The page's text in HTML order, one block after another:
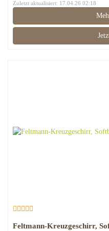
Zuletzt aktualisiert: 17.04.26 02:18
Feltmann-Kreuzgeschirr,